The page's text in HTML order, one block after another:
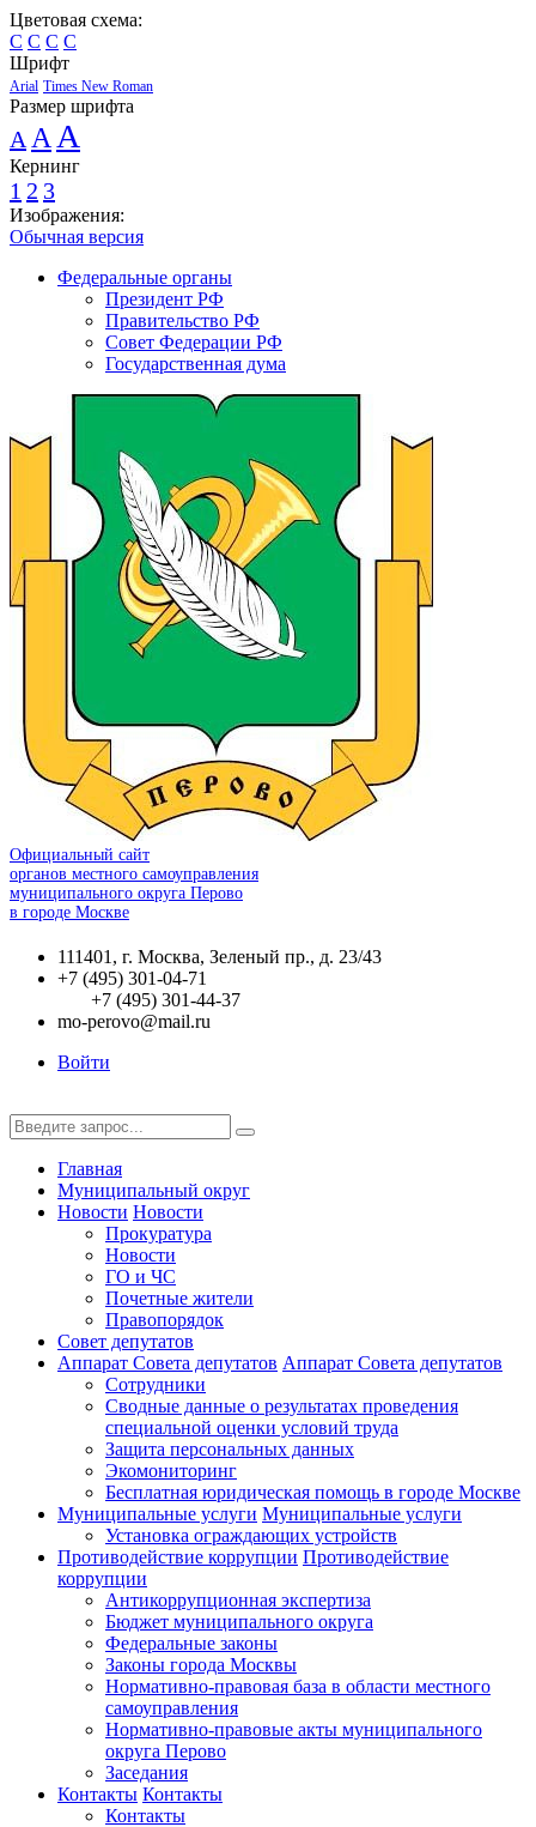
Цветовая схема:
C C C C
Шрифт
Arial Times New Roman
Размер шрифта
A A A
Кернинг
1 2 3
Изображения:
Обычная версия
Федеральные органы
Президент РФ
Правительство РФ
Совет Федерации РФ
Государственная дума
Официальный сайт
органов местного самоуправления
муниципального округа Перово
в городе Москве
111401, г. Москва, Зеленый пр., д. 23/43
+7 (495) 301-04-71
+7 (495) 301-44-37
mo-perovo@mail.ru
Войти
Главная
Муниципальный округ
Новости Новости
Прокуратура
Новости
ГО и ЧС
Почетные жители
Правопорядок
Совет депутатов
Аппарат Совета депутатов Аппарат Совета депутатов
Сотрудники
Сводные данные о результатах проведения
специальной оценки условий труда
Защита персональных данных
Экомониторинг
Бесплатная юридическая помощь в городе Москве
Муниципальные услуги Муниципальные услуги
Установка ограждающих устройств
Противодействие коррупции Противодействие
коррупции
Антикоррупционная экспертиза
Бюджет муниципального округа
Федеральные законы
Законы города Москвы
Нормативно-правовая база в области местного
самоуправления
Нормативно-правовые акты муниципального
округа Перово
Заседания
Контакты Контакты
Контакты